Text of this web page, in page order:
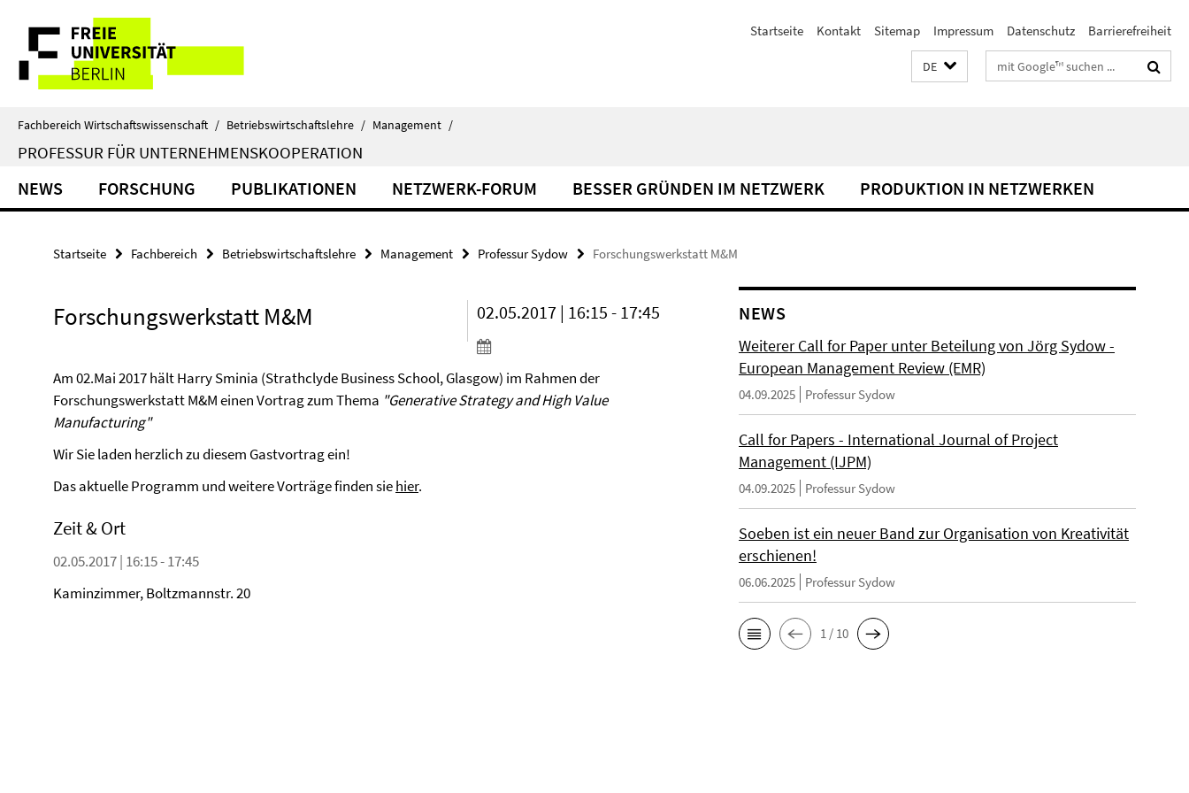
direkt
Inhalt
Service-
Navigation
Startseite Kontakt Sitemap Impressum Datenschutz Barrierefreiheit
DE Suchbegriffe
Fachbereich Wirtschaftswissenschaft / Betriebswirtschaftslehre / Management /
PROFESSUR FÜR UNTERNEHMENSKOOPERATION
NEWS FORSCHUNG PUBLIKATIONEN NETZWERK-FORUM BESSER GRÜNDEN IM NETZWERK PRODUKTION IN NETZWERKEN
Startseite Fachbereich Betriebswirtschaftslehre Management Professur Sydow Forschungswerkstatt M&M
Forschungswerkstatt M&M 02.05.2017 | 16:15 - 17:45
Am 02.Mai 2017 hält Harry Sminia (Strathclyde Business School, Glasgow) im Rahmen der
Forschungswerkstatt M&M einen Vortrag zum Thema "Generative Strategy and High Value
Manufacturing"
Wir Sie laden herzlich zu diesem Gastvortrag ein!
Das aktuelle Programm und weitere Vorträge finden siehier.
Zeit & Ort
02.05.2017 | 16:15 - 17:45
Kaminzimmer, Boltzmannstr. 20
NEWS
Weiterer Call for Paper unter Beteilung von Jörg Sydow -
European Management Review (EMR)
04.09.2025 Professur Sydow
Call for Papers - International Journal of Project
Management (IJPM)
04.09.2025 Professur Sydow
Soeben ist ein neuer Band zur Organisation von Kreativität
erschienen!
06.06.2025 Professur Sydow
1 / 10